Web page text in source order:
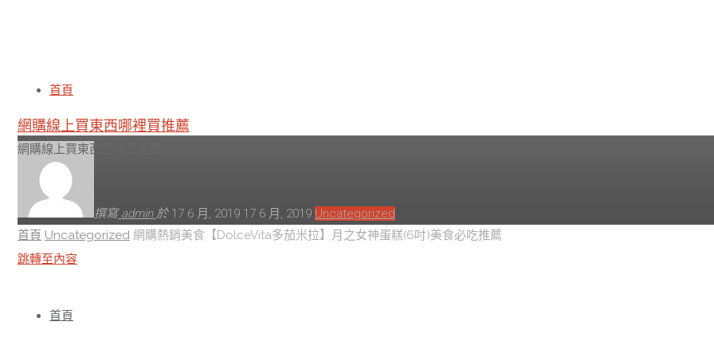
首頁
網購線上買東西哪裡買推薦
網購線上買東西哪裡買推薦
跳轉至內容
首頁
網購熱銷美食【DolceVita多茄米拉】月之女神蛋糕
撰寫 admin 於 17 6 月, 2019 17 6 月, 2019 Uncategorized
首頁 Uncategorized 網購熱銷美食【DolceVita多茄米拉】月之女神蛋糕(6吋)美食必吃推薦